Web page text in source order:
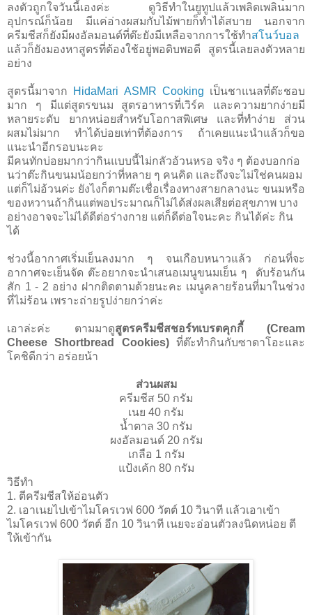
ลงตัวถูกใจวันนี้เองค่ะ ดูวิธีทำในยูทูปแล้วเพลิดเพลินมาก
อุปกรณ์ก็น้อย มีแค่อ่างผสมกับไม้พายก็ทำได้สบาย นอกจาก
ครีมชีสก็ยังมีผงอัลมอนด์ที่ต๊ะยังมีเหลือจากการใช้ทำสโนว์บอล
แล้วก็ยังมองหาสูตรที่ต้องใช้อยู่พอดิบพอดี สูตรนี้เลยลงตัวหลาย
อย่าง
สูตรนี้มาจาก HidaMari ASMR Cooking เป็นชาแนลที่ต๊ะชอบ
มาก ๆ มีแต่สูตรขนม สูตรอาหารที่เวิร์ค และความยากง่ายมี
หลายระดับ ยากหน่อยสำหรับโอกาสพิเศษ และที่ทำง่าย ส่วน
ผสมไม่มาก ทำได้บ่อยเท่าที่ต้องการ ถ้าเคยแนะนำแล้วก็ขอ
แนะนำอีกรอบนะคะ
มีคนทักบ่อยมากว่ากินแบบนี้ไม่กลัวอ้วนหรอ จริง ๆ ต้องบอกก่อ
นว่าต๊ะกินขนมน้อยกว่าที่หลาย ๆ คนคิด และถึงจะไม่ใช่คนผอม
แต่ก็ไม่อ้วนค่ะ ยังไงก็ตามต๊ะเชื่อเรื่องทางสายกลางนะ ขนมหรือ
ของหวานถ้ากินแต่พอประมาณก็ไม่ได้ส่งผลเสียต่อสุขภาพ บาง
อย่างอาจจะไม่ได้ดีต่อร่างกาย แต่ก็ดีต่อใจนะคะ กินได้ค่ะ กิน
ได้
ช่วงนี้อากาศเริ่มเย็นลงมาก ๆ จนเกือบหนาวแล้ว ก่อนที่จะ
อากาศจะเย็นจัด ต๊ะอยากจะนำเสนอเมนูขนมเย็น ๆ ดับร้อนกัน
สัก 1 - 2 อย่าง ฝากติดตามด้วยนะคะ เมนูคลายร้อนที่มาในช่วง
ที่ไม่ร้อน เพราะถ่ายรูปง่ายกว่าค่ะ
เอาล่ะค่ะ ตามมาดูสูตรครีมชีสชอร์ทเบรตคุกกี้ (Cream
Cheese Shortbread Cookies)ที่ต๊ะทำกินกับซาดาโอะและ
โคชิดีกว่า อร่อยน้า
ส่วนผสม
ครีมชีส 50 กรัม
เนย 40 กรัม
นํ้าตาล 30 กรัม
ผงอัลมอนด์ 20 กรัม
เกลือ 1 กรัม
แป้งเค้ก 80 กรัม
วิธีทำ
1. ตีครีมชีสให้อ่อนตัว
2. เอาเนยไปเข้าไมโครเวฟ 600 วัตต์ 10 วินาที แล้วเอาเข้า
ไมโครเวฟ 600 วัตต์ อีก 10 วินาที เนยจะอ่อนตัวลงนิดหน่อย ตี
ให้เข้ากัน